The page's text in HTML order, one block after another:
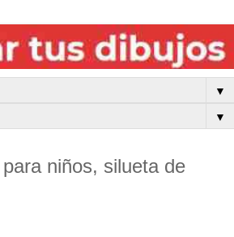
▼
▼
niños, silueta de